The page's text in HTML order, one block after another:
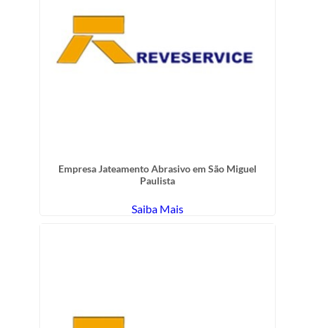
Empresa Jateamento Abrasivo em São Miguel
Paulista
Saiba Mais